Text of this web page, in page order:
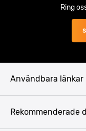
Ring
Användbara länkar
Rekommenderade